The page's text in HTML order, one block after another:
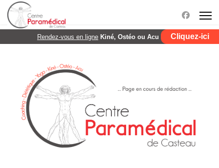
Rendez-vous en ligne Kiné, Ostéo ou Acu Cliquez-ici